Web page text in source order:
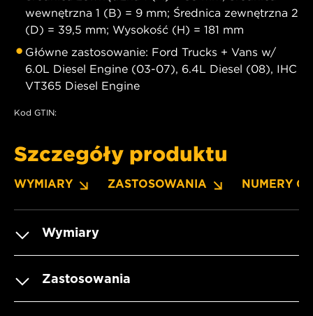
wewnętrzna 1 (B) = 9 mm; Średnica zewnętrzna 2
(D) = 39,5 mm; Wysokość (H) = 181 mm
Główne zastosowanie: Ford Trucks + Vans w/
6.0L Diesel Engine (03-07), 6.4L Diesel (08), IHC
VT365 Diesel Engine
Kod GTIN:
Szczegóły produktu
WYMIARY ZASTOSOWANIA NUMERY OE
Wymiary
Zastosowania